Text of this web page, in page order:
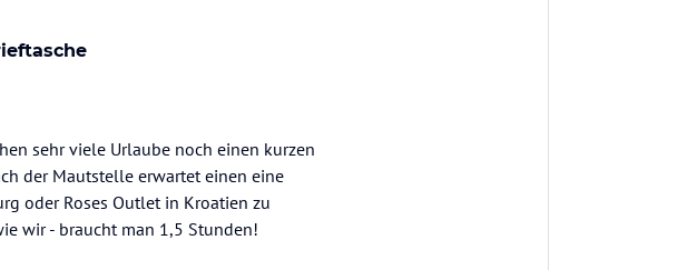
sehr viele Urlaube noch einen kurzen
der Mautstelle erwartet einen eine
oder Roses Outlet in Kroatien zu
wir - braucht man 1,5 Stunden!